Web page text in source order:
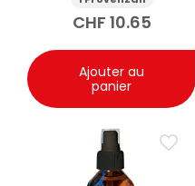
CHF 10.65
Ajouter au
panier